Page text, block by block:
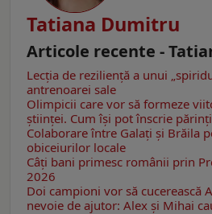
Tatiana Dumitru
Articole recente -
Lecția de reziliență a unui
antrenoarei sale
Olimpicii care vor să formeze
științei. Cum își pot înscrie
Colaborare între Galați și Brăila
obiceiurilor locale
Câţi bani primesc românii prin
2026
Doi campioni vor să cucerească
nevoie de ajutor: Alex și Mihai